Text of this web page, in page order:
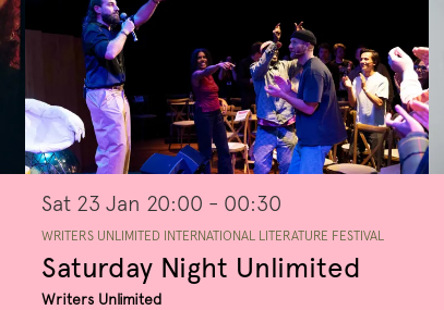
Saturday Night Unlimited
Writers Unlimited
WRITERS UNLIMITED INTERNATIONAL LITERATURE FESTIVAL
Sat 23 Jan 20:00 - 00:30